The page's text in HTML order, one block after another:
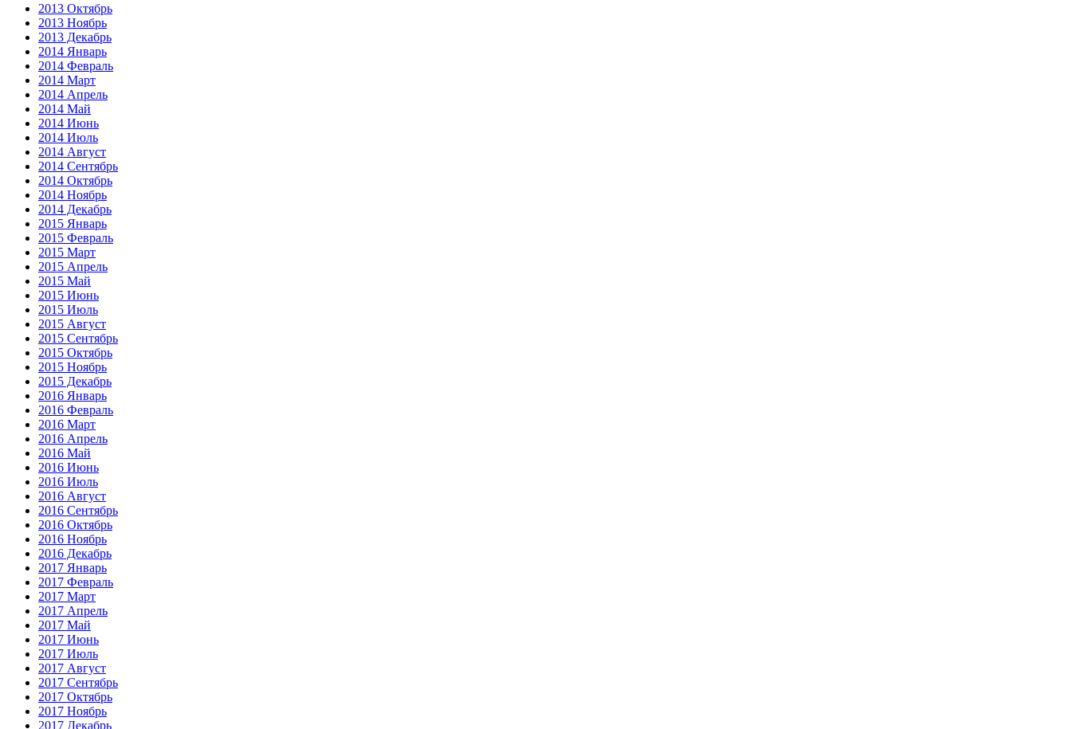
2013 Октябрь
2013 Ноябрь
2013 Декабрь
2014 Январь
2014 Февраль
2014 Март
2014 Апрель
2014 Май
2014 Июнь
2014 Июль
2014 Август
2014 Сентябрь
2014 Октябрь
2014 Ноябрь
2014 Декабрь
2015 Январь
2015 Февраль
2015 Март
2015 Апрель
2015 Май
2015 Июнь
2015 Июль
2015 Август
2015 Сентябрь
2015 Октябрь
2015 Ноябрь
2015 Декабрь
2016 Январь
2016 Февраль
2016 Март
2016 Апрель
2016 Май
2016 Июнь
2016 Июль
2016 Август
2016 Сентябрь
2016 Октябрь
2016 Ноябрь
2016 Декабрь
2017 Январь
2017 Февраль
2017 Март
2017 Апрель
2017 Май
2017 Июнь
2017 Июль
2017 Август
2017 Сентябрь
2017 Октябрь
2017 Ноябрь
2017 Декабрь